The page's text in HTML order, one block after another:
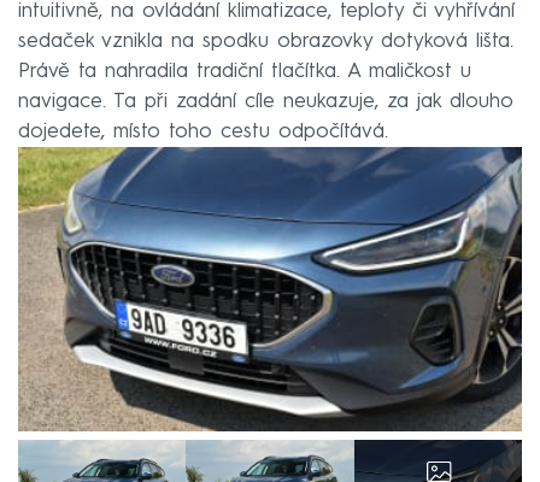
intuitivně, na ovládání klimatizace, teploty či vyhřívání
sedaček vznikla na spodku obrazovky dotyková lišta.
Právě ta nahradila tradiční tlačítka. A maličkost u
navigace. Ta při zadání cíle neukazuje, za jak dlouho
dojedete, místo toho cestu odpočítává.